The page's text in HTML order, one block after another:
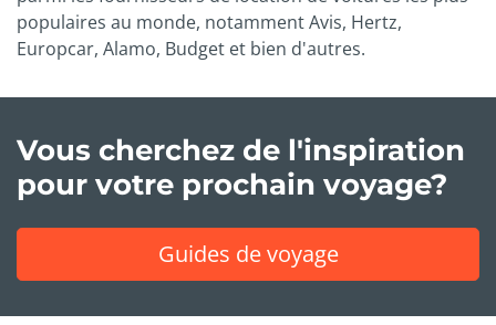
populaires au monde, notamment Avis, Hertz,
Europcar, Alamo, Budget et bien d'autres.
Vous cherchez de l'inspiration
pour votre prochain voyage?
Guides de voyage